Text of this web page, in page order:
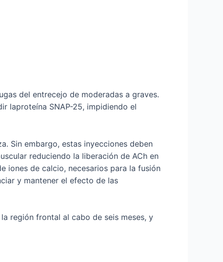
del entrecejo de moderadas a graves.
laproteína SNAP-25, impidiendo el
Sin embargo, estas inyecciones deben
reduciendo la liberación de ACh en
iones de calcio, necesarios para la fusión
y mantener el efecto de las
región frontal al cabo de seis meses, y